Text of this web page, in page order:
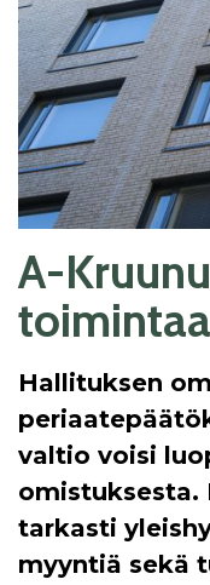
A-
Hallituksen
valtio voisi
omistuksesta.
tarkasti
myyntiä sekä